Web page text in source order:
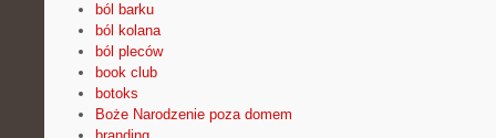
ból barku
ból kolana
ból pleców
book club
botoks
Boże Narodzenie poza domem